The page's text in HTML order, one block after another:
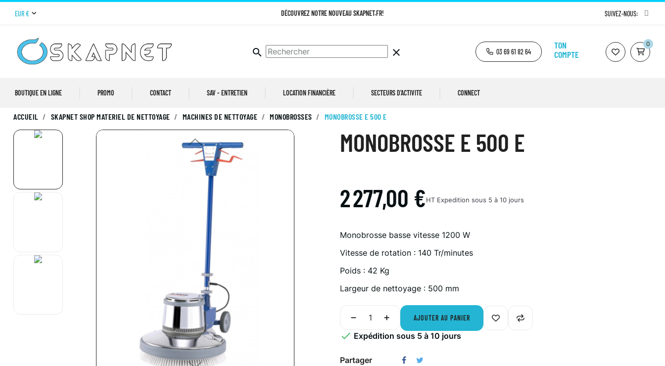
EUR € DÉCOUVREZ NOTRE NOUVEAU SKAPNET.FR! SUIVEZ-NOUS:
search clear 03 69 61 82 64
TON
COMPTE
0
BOUTIQUE EN LIGNE PROMO CONTACT SAV - ENTRETIEN LOCATION FINANCIÈRE SECTEURS D'ACTIVITE CONNECT
ACCUEIL SKAPNET SHOP MATERIEL DE NETTOYAGE MACHINES DE NETTOYAGE MONOBROSSES MONOBROSSE E 500 E
MONOBROSSE E 500 E
2 277,00 €HT Expedition sous 5 à 10 jours
Monobrosse basse vitesse 1200 W
Vitesse de rotation : 140 Tr/minutes
Poids : 42 Kg
Largeur de nettoyage : 500 mm
AJOUTER AU PANIER
 Expédition sous 5 à 10 jours
Partager